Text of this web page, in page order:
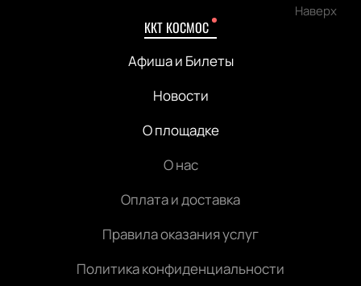
Наверх
ККТ КОСМОС
Афиша и Билеты
Новости
О площадке
О нас
Оплата и доставка
Правила оказания услуг
Политика конфиденциальности